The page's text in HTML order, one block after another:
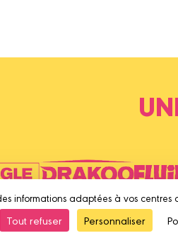
Mentions légales Conditions
informations adaptées à vos
Tout refuser
Personnaliser